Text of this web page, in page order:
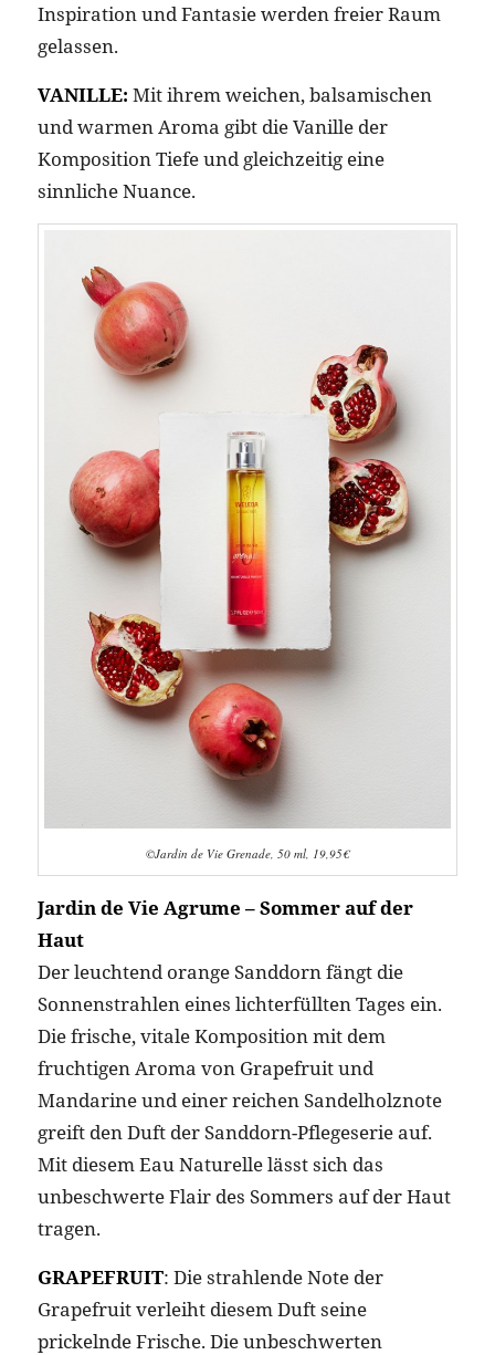
Inspiration und Fantasie werden freier Raum
gelassen.
VANILLE: Mit ihrem weichen, balsamischen
und warmen Aroma gibt die Vanille der
Komposition Tiefe und gleichzeitig eine
sinnliche Nuance.
©Jardin de Vie Grenade, 50 ml, 19,95€
Jardin de Vie Agrume – Sommer auf der
Haut
Der leuchtend orange Sanddorn fängt die
Sonnenstrahlen eines lichterfüllten Tages ein.
Die frische, vitale Komposition mit dem
fruchtigen Aroma von Grapefruit und
Mandarine und einer reichen Sandelholznote
greift den Duft der Sanddorn-Pflegeserie auf.
Mit diesem Eau Naturelle lässt sich das
unbeschwerte Flair des Sommers auf der Haut
tragen.
GRAPEFRUIT: Die strahlende Note der
Grapefruit verleiht diesem Duft seine
prickelnde Frische. Die unbeschwerten